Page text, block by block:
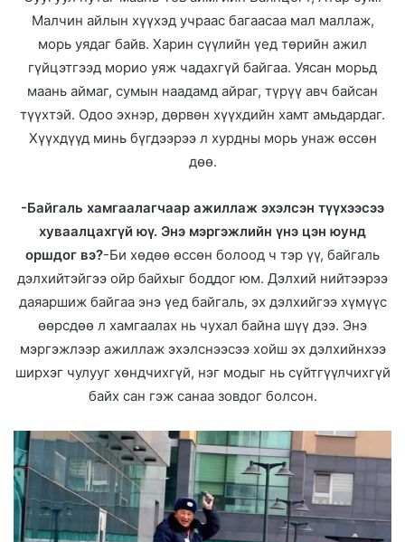
Малчин айлын хүүхэд учраас багаасаа мал маллаж,
морь уядаг байв. Харин сүүлийн үед төрийн ажил
гүйцэтгээд морио уяж чадахгүй байгаа. Уясан морьд
маань аймаг, сумын наадамд айраг, түрүү авч байсан
түүхтэй. Одоо эхнэр, дөрвөн хүүхдийн хамт амьдардаг.
Хүүхдүүд минь бүгдээрээ л хурдны морь унаж өссөн
дөө.
-Байгаль хамгаалагчаар ажиллаж эхэлсэн түүхээсээ
хуваалцахгүй юү. Энэ мэргэжлийн үнэ цэн юунд
оршдог вэ?-Би хөдөө өссөн болоод ч тэр үү, байгаль
дэлхийтэйгээ ойр байхыг боддог юм. Дэлхий нийтээрээ
даяаршиж байгаа энэ үед байгаль, эх дэлхийгээ хүмүүс
өөрсдөө л хамгаалах нь чухал байна шүү дээ. Энэ
мэргэжлээр ажиллаж эхэлснээсээ хойш эх дэлхийнхээ
ширхэг чулууг хөндчихгүй, нэг модыг нь сүйтгүүлчихгүй
байх сан гэж санаа зовдог болсон.